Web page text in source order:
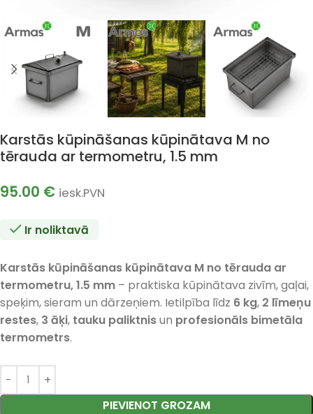
Karstās kūpināšanas kūpinātava M no
tērauda ar termometru, 1.5 mm
95.00 € iesk.PVN
Ir noliktavā
Karstās kūpināšanas kūpinātava M no tērauda ar
termometru, 1.5 mm – praktiska kūpinātava zivīm, gaļai,
speķim, sieram un dārzeņiem. Ietilpība līdz 6 kg, 2 līmeņu
restes, 3 āķi, tauku paliktnisun profesionāls bimetāla
termometrs.
PIEVIENOT GROZAM